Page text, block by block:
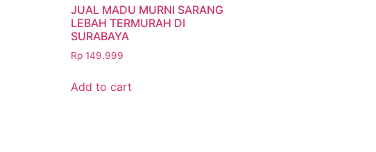
JUAL MADU MURNI SARANG
LEBAH TERMURAH DI
SURABAYA
Rp 149.999
Add to cart